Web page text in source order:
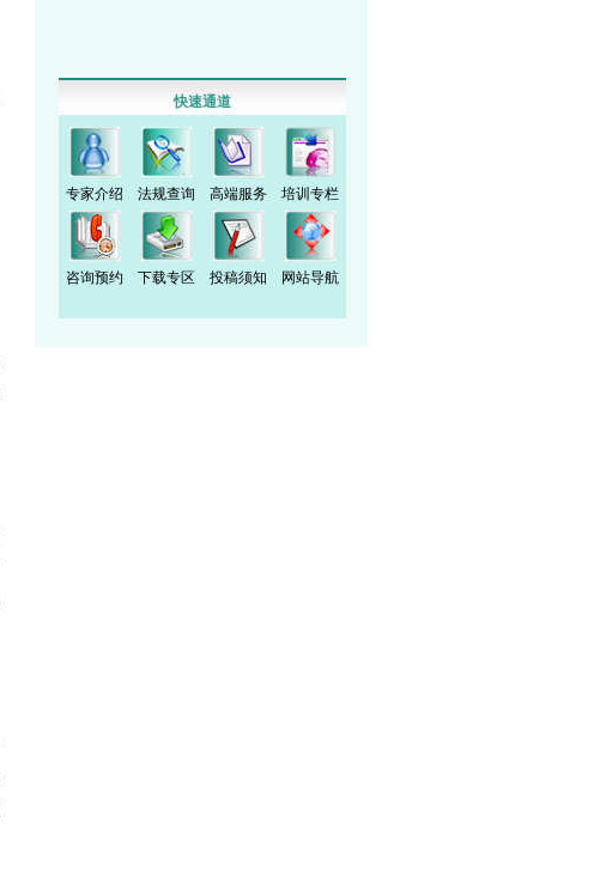
快速通道
专家介绍 法规查询 高端服务 培训专栏
咨询预约 下载专区 投稿须知 网站导航